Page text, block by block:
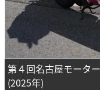
第４回名古屋モータ
(2025年)